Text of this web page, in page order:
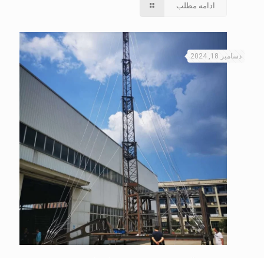
ادامه مطلب
دسامبر 18, 2024